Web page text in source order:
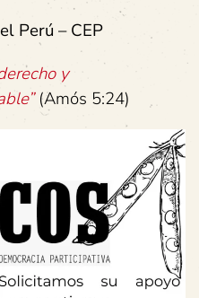
el Perú – CEP
y
(Amós 5:24)